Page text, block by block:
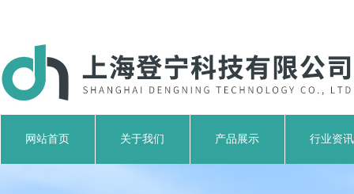
网站首页 关于我们 产品展示 行业资讯